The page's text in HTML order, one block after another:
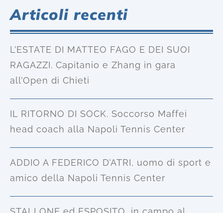
Articoli recenti
L’ESTATE DI MATTEO FAGO E DEI SUOI
RAGAZZI. Capitanio e Zhang in gara
all’Open di Chieti
IL RITORNO DI SOCK. Soccorso Maffei
head coach alla Napoli Tennis Center
ADDIO A FEDERICO D’ATRI, uomo di sport e
amico della Napoli Tennis Center